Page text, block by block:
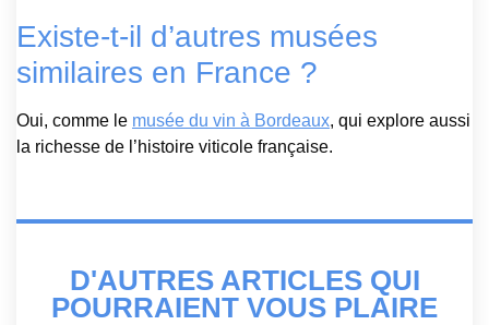
Existe-t-il d’autres musées
similaires en France ?
Oui, comme le musée du vin à Bordeaux, qui explore aussi
la richesse de l’histoire viticole française.
D'AUTRES ARTICLES QUI
POURRAIENT VOUS PLAIRE